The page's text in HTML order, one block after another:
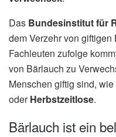
Das Bundesinstitut für
dem Verzehr von
Fachleuten zufolge
von Bärlauch zu
Menschen giftig sind,
oderHerbstzeitlose.
Bärlauch ist ein